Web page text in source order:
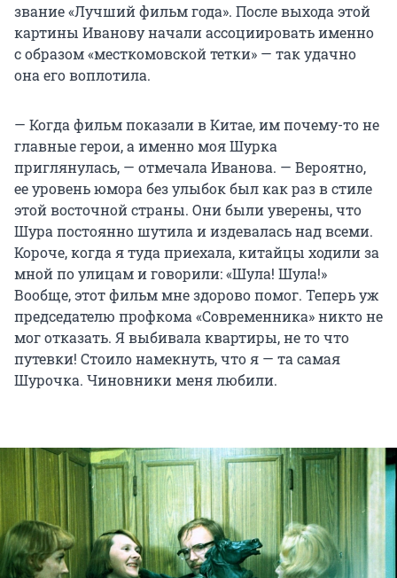
звание «Лучший фильм года». После выхода этой
картины Иванову начали ассоциировать именно
с образом «месткомовской тетки» — так удачно
она его воплотила.
— Когда фильм показали в Китае, им почему-то не
главные герои, а именно моя Шурка
приглянулась, — отмечала Иванова. — Вероятно,
ее уровень юмора без улыбок был как раз в стиле
этой восточной страны. Они были уверены, что
Шура постоянно шутила и издевалась над всеми.
Короче, когда я туда приехала, китайцы ходили за
мной по улицам и говорили: «Шула! Шула!»
Вообще, этот фильм мне здорово помог. Теперь уж
председателю профкома «Современника» никто не
мог отказать. Я выбивала квартиры, не то что
путевки! Стоило намекнуть, что я — та самая
Шурочка. Чиновники меня любили.